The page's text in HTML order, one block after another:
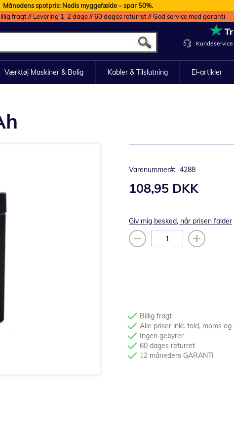
Månedens spotpris: Nedis myggefælde – spar 50%.
fragt // Levering 1-2 dage // 60 dages returret // God service med garanti
Kundeservice
Værktøj Maskiner & Bolig Kabler & Tilslutning El-artikler
Varenummer 4288
108,95 DKK
Giv mig besked, når prisen falder
Billig fragt
Alle priser inkl. told, moms
Ingen gebyrer
60 dages returret
12 måneders GARANTI